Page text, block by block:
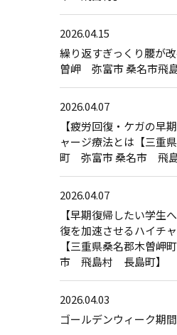
2026.04.15
繰り返すぎっくり腰が
曽岬 弥富市 桑名市飛島
2026.04.07
【疲労回復・ケガの早
ャージ療法とは【三重
町 弥富市 桑名市 飛島
2026.04.07
【早期復帰したい学生
復を加速させるハイチ
【三重県桑名郡木曽
市 飛島村 長島町】
2026.04.03
ゴールデンウィーク期